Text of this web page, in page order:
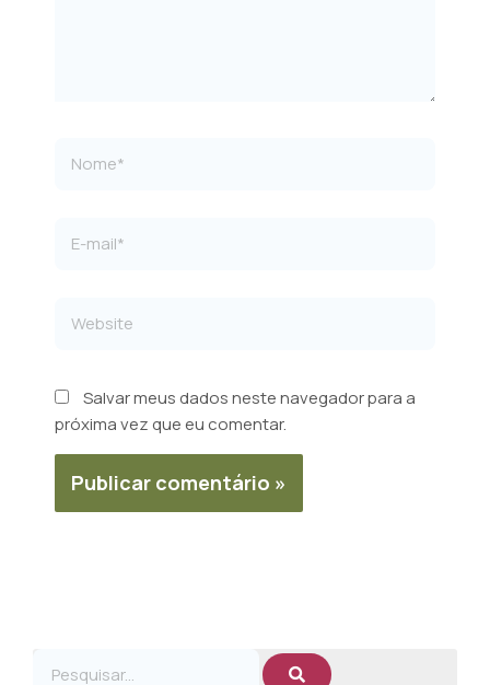
mail*
Salvar meus dados neste navegador para a
próxima vez que eu comentar.
Pesquisar